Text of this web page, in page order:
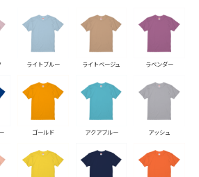
ライトブルー ライトベージュ ラベンダー
ゴールド アクアブルー アッシュ